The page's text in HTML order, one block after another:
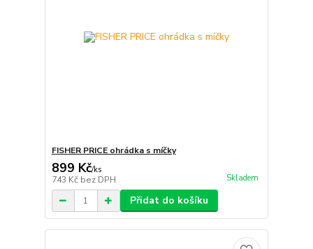
FISHER PRICE ohrádka s míčky
899 Kč/ks
743 Kč bez DPH Skladem
Přidat do košíku